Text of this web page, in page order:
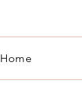
Home